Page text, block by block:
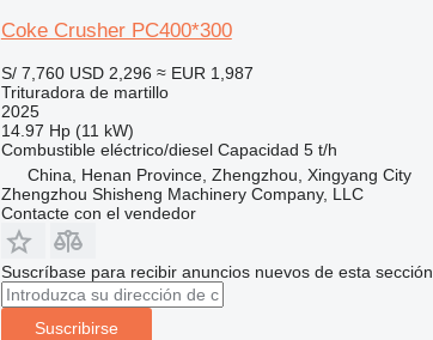
Coke Crusher PC400*300
S/ 7,760 USD 2,296 ≈ EUR 1,987
Trituradora de martillo
2025
14.97 Hp (11 kW)
Combustible eléctrico/diesel Capacidad 5 t/h
China, Henan Province, Zhengzhou, Xingyang City
Zhengzhou Shisheng Machinery Company, LLC
Contacte con el vendedor
Suscríbase para recibir anuncios nuevos de esta sección
Suscribirse